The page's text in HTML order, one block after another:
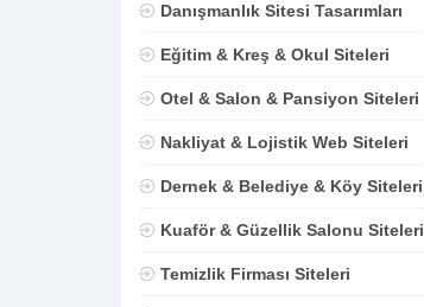
Danışmanlık Sitesi Tasarımları
Eğitim & Kreş & Okul Siteleri
Otel & Salon & Pansiyon Siteleri
Nakliyat & Lojistik Web Siteleri
Dernek & Belediye & Köy Siteleri
Kuaför & Güzellik Salonu Siteleri
Temizlik Firması Siteleri